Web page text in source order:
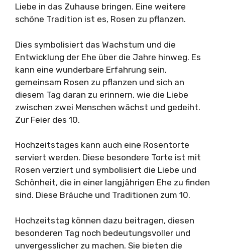
Liebe in das Zuhause bringen. Eine weitere
schöne Tradition ist es, Rosen zu pflanzen.
Dies symbolisiert das Wachstum und die
Entwicklung der Ehe über die Jahre hinweg. Es
kann eine wunderbare Erfahrung sein,
gemeinsam Rosen zu pflanzen und sich an
diesem Tag daran zu erinnern, wie die Liebe
zwischen zwei Menschen wächst und gedeiht.
Zur Feier des 10.
Hochzeitstages kann auch eine Rosentorte
serviert werden. Diese besondere Torte ist mit
Rosen verziert und symbolisiert die Liebe und
Schönheit, die in einer langjährigen Ehe zu finden
sind. Diese Bräuche und Traditionen zum 10.
Hochzeitstag können dazu beitragen, diesen
besonderen Tag noch bedeutungsvoller und
unvergesslicher zu machen. Sie bieten die